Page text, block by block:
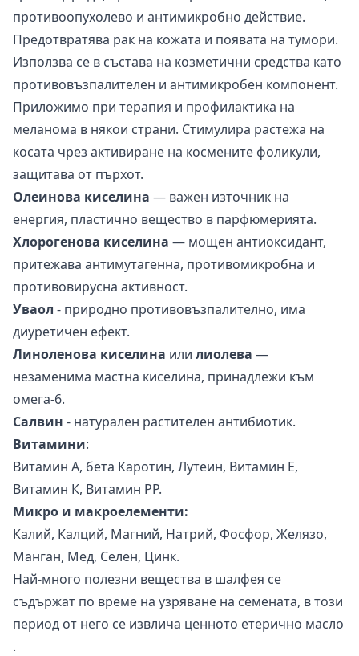
противоопухолево и антимикробно действие.
Предотвратява рак на кожата и появата на тумори.
Използва се в състава на козметични средства като
противовъзпалителен и антимикробен компонент.
Приложимо при терапия и профилактика на
меланома в някои страни. Стимулира растежа на
косата чрез активиране на космените фоликули,
защитава от пърхот.
Олеинова киселина — важен източник на
енергия, пластично вещество в парфюмерията.
Хлорогенова киселина — мощен антиоксидант,
притежава антимутагенна, противомикробна и
противовирусна активност.
Уваол - природно противовъзпалително, има
диуретичен ефект.
Линоленова киселина или лиолева —
незаменима мастна киселина, принадлежи към
омега-6.
Салвин - натурален растителен антибиотик.
Витамини:
Витамин А, бета Каротин, Лутеин, Витамин Е,
Витамин К, Витамин РР.
Микро и макроелементи:
Калий, Калций, Магний, Натрий, Фосфор, Желязо,
Манган, Мед, Селен, Цинк.
Най-много полезни вещества в шалфея се
съдържат по време на узряване на семената, в този
период от него се извлича ценното етерично масло
.